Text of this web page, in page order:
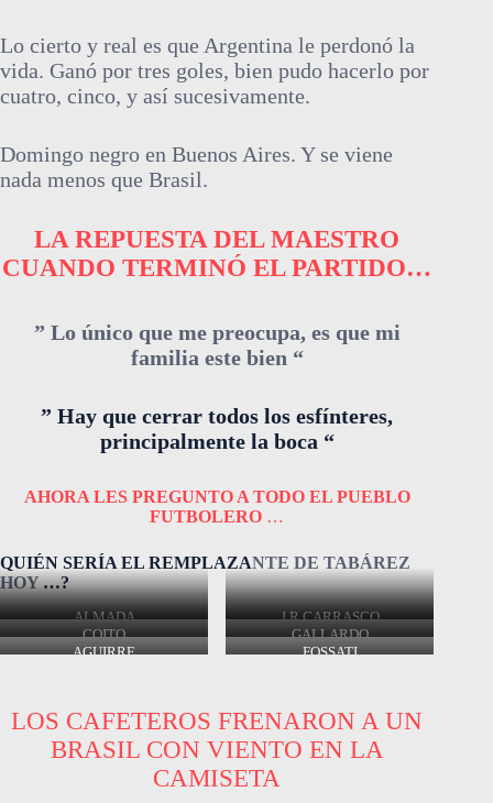
Lo cierto y real es que Argentina le perdonó la
vida. Ganó por tres goles, bien pudo hacerlo por
cuatro, cinco, y así sucesivamente.
Domingo negro en Buenos Aires. Y se viene
nada menos que Brasil.
LA REPUESTA DEL MAESTRO
CUANDO TERMINÓ EL PARTIDO…
” Lo único que me preocupa, es que mi
familia este bien “
” Hay que cerrar todos los esfínteres,
principalmente la boca “
AHORA LES PREGUNTO A TODO EL PUEBLO
FUTBOLERO …
QUIÉN SERÍA EL REMPLAZANTE DE TABÁREZ
HOY…?
ALMADA
J.R CARRASCO
COITO
GALLARDO
AGUIRRE
FOSSATI
LOS CAFETEROS FRENARON A UN
BRASIL CON VIENTO EN LA
CAMISETA